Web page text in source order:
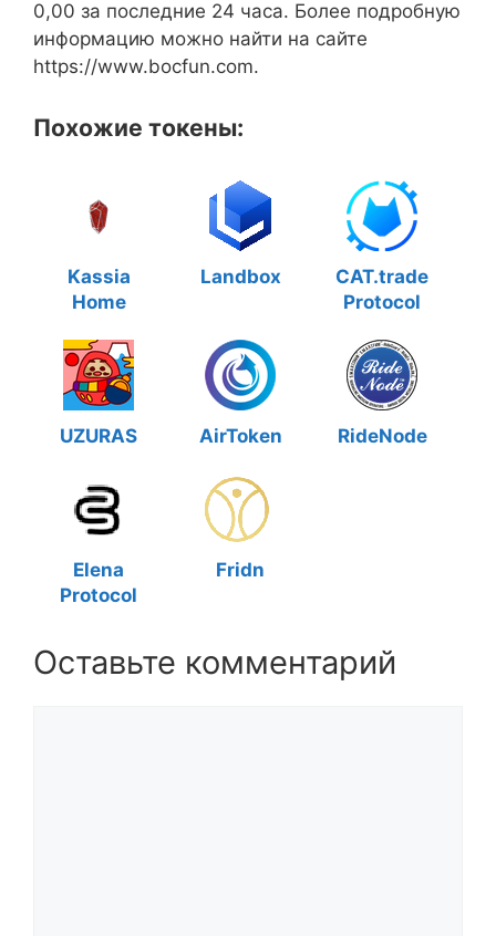
0,00 за последние 24 часа. Более подробную
информацию можно найти на сайте
https://www.bocfun.com.
Похожие токены:
Kassia
Home
Landbox
CAT.trade
Protocol
UZURAS AirToken RideNode
Elena
Protocol
Fridn
Оставьте комментарий